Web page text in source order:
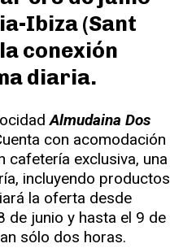
Ibiza (Sant
conexión
diaria.
Almudaina Dos
con acomodación
cafetería exclusiva, una
incluyendo productos
la oferta desde
de junio y hasta el 9 de
sólo dos horas.